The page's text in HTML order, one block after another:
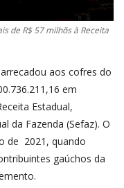
de R$ 57 milhõs à Receita
aos cofres do
em
Estadual,
da Fazenda (Sefaz). O
de 2021, quando
gaúchos da